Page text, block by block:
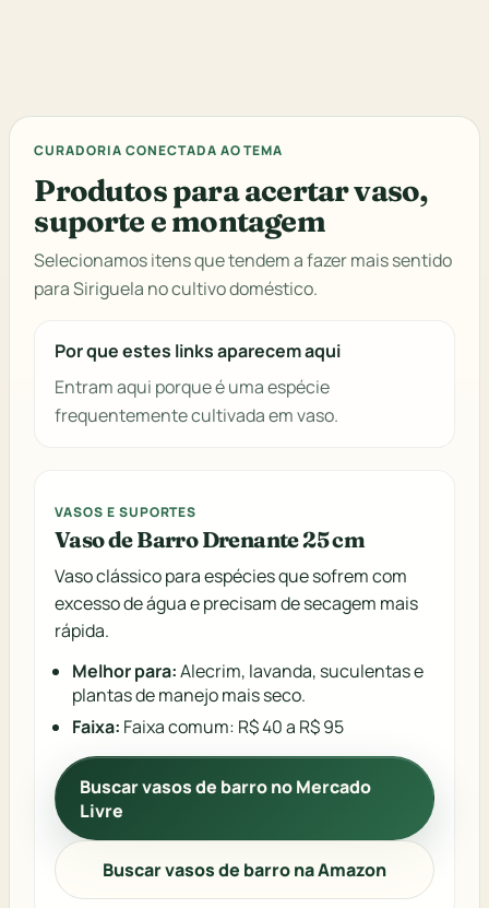
CURADORIA CONECTADA AO TEMA
Produtos para acertar vaso,
suporte e montagem
Selecionamos itens que tendem a fazer mais sentido
para Siriguela no cultivo doméstico.
Por que estes links aparecem aqui
Entram aqui porque é uma espécie
frequentemente cultivada em vaso.
VASOS E SUPORTES
Vaso de Barro Drenante 25 cm
Vaso clássico para espécies que sofrem com
excesso de água e precisam de secagem mais
rápida.
Melhor para:Alecrim, lavanda, suculentas e
plantas de manejo mais seco.
Faixa: Faixa comum: R$ 40 a R$ 95
Buscar vasos de barro no Mercado
Livre
Buscar vasos de barro na Amazon